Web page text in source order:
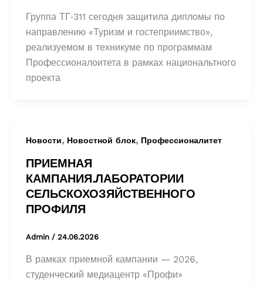
Группа ТГ‑311 сегодня защитила дипломы по
направлению «Туризм и гостеприимство»,
реализуемом в техникуме по программам
Профессионалоитета в рамках национальтного
проекта
Новости, Новостной блок, Профессионалитет
ПРИЕМНАЯ
КАМПАНИЯ.ЛАБОРАТОРИИ
СЕЛЬСКОХОЗЯЙСТВЕННОГО
ПРОФИЛЯ
Admin / 24.06.2026
В рамках приемной кампании — 2026,
студенческий медиацентр «Профи»